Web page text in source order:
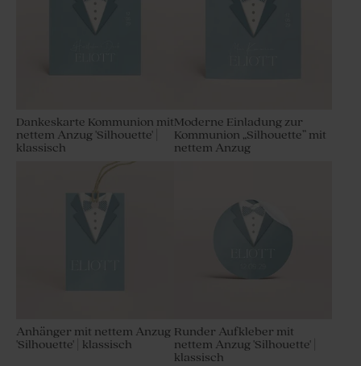
Dankeskarte Kommunion mit
nettem Anzug 'Silhouette' |
klassisch
Moderne Einladung zur
Kommunion „Silhouette” mit
nettem Anzug
Anhänger mit nettem Anzug
'Silhouette' | klassisch
Runder Aufkleber mit
nettem Anzug 'Silhouette' |
klassisch